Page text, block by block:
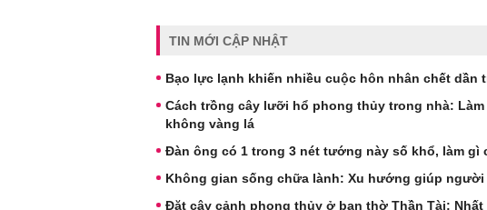
TIN MỚI CẬP NHẬT
Bạo lực lạnh khiến nhiều cuộc hôn nhân chết dần
Cách trồng cây lưỡi hổ phong thủy trong nhà:
không vàng lá
Đàn ông có 1 trong 3 nét tướng này số khổ, làm gì
Không gian sống chữa lành: Xu hướng giúp người
Đặt cây cảnh phong thủy ở ban thờ Thần Tài: